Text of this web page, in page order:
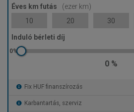
Éves km futás
(ezer km)
10
20 30
Induló bérleti díj
0 %
Fix HUF finanszírozás
Karbantartás, szerviz